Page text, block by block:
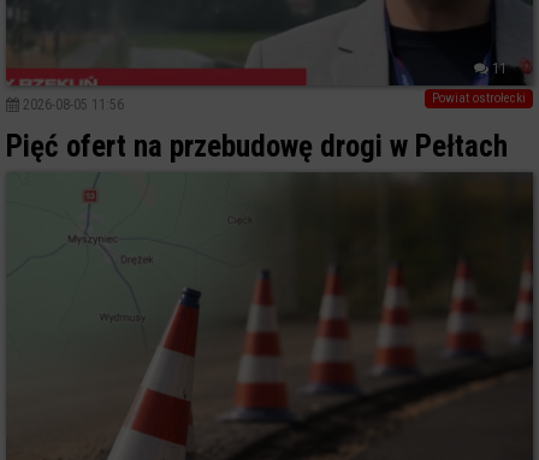
11
Powiat ostrołecki
2026-08-05 11:56
Pięć ofert na przebudowę drogi w Pełtach